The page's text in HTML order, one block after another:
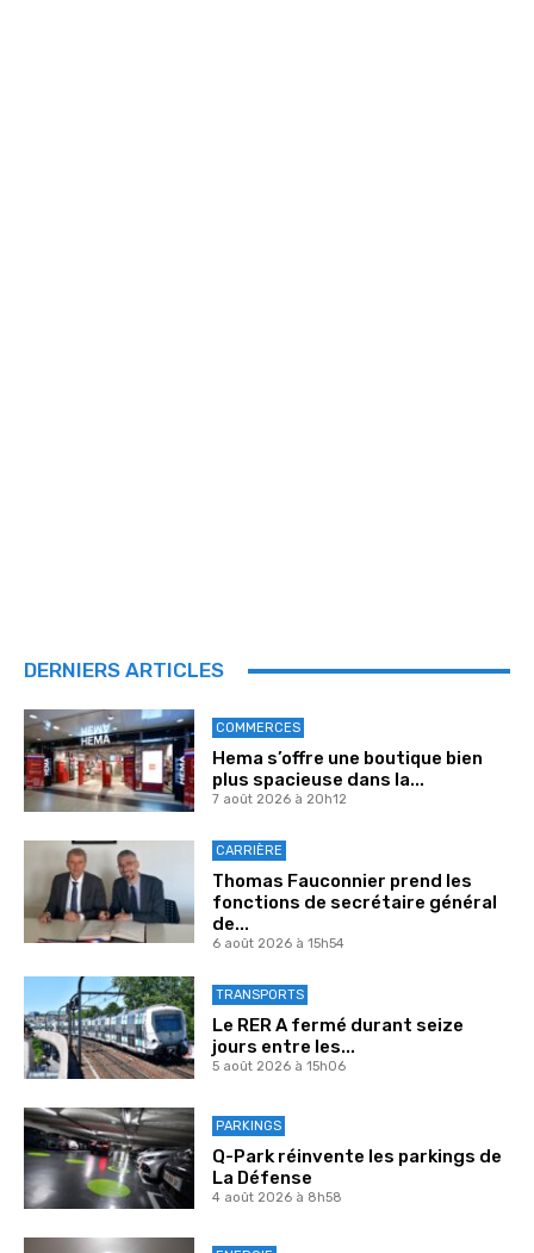
DERNIERS ARTICLES
COMMERCES
Hema s’offre une boutique bien
plus spacieuse dans la...
7 août 2026 à 20h12
CARRIÈRE
Thomas Fauconnier prend les
fonctions de secrétaire général
de...
6 août 2026 à 15h54
TRANSPORTS
Le RER A fermé durant seize
jours entre les...
5 août 2026 à 15h06
PARKINGS
Q-Park réinvente les parkings de
La Défense
4 août 2026 à 8h58